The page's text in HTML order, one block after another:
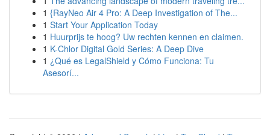
1 {RayNeo Air 4 Pro: A Deep Investigation of The...
1 Start Your Application Today
1 Huurprijs te hoog? Uw rechten kennen en claimen.
1 K-Chlor Digital Gold Series: A Deep Dive
1 ¿Qué es LegalShield y Cómo Funciona: Tu
Asesorí...